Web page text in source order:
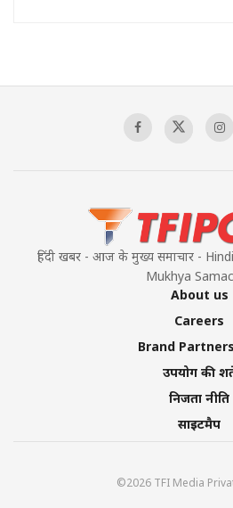
हिंदी खबर - आज के मुख्य समाचार -
Mukhya
About us
Careers
Brand
उपयोग की
निजता नीति
साइटमैप
©2026 TFI Media